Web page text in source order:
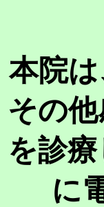
本院
その
を診
に